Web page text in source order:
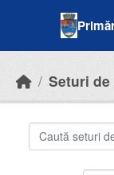
Seturi de